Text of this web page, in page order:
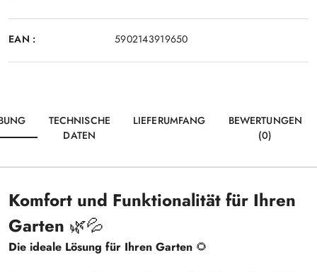
EAN : 5902143919650
TECHNISCHE
DATEN
LIEFERUMFANG
BEWERTUNGEN
(0)
Komfort und Funktionalität für Ihren
Garten 🌿💦
Die ideale Lösung für Ihren Garten 🌻